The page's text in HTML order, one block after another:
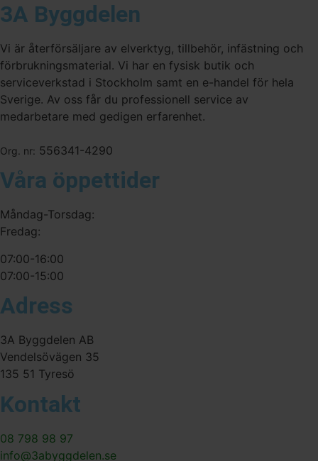
3A Byggdelen
Vi är återförsäljare av elverktyg, tillbehör, infästning och
förbrukningsmaterial. Vi har en fysisk butik och
serviceverkstad i Stockholm samt en e-handel för hela
Sverige. Av oss får du professionell service av
medarbetare med gedigen erfarenhet.
Org. nr: 556341-4290
Våra öppettider
Måndag-Torsdag:
Fredag:
07:00-16:00
07:00-15:00
Adress
3A Byggdelen AB
Vendelsövägen 35
135 51 Tyresö
Kontakt
08 798 98 97
info@3abyggdelen.se